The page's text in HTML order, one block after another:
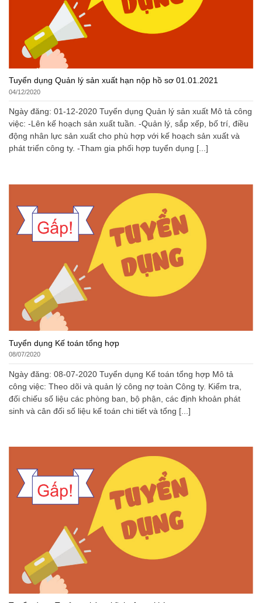
Tuyển dụng Quản lý sản xuất hạn nộp hồ sơ 01.01.2021
04/12/2020
Ngày đăng: 01-12-2020 Tuyển dụng Quản lý sản xuất Mô tả công
việc: -Lên kế hoạch sản xuất tuần. -Quản lý, sắp xếp, bố trí, điều
động nhân lực sản xuất cho phù hợp với kế hoạch sản xuất và
phát triển công ty. -Tham gia phối hợp tuyển dụng [...]
Tuyển dụng Kế toán tổng hợp
08/07/2020
Ngày đăng: 08-07-2020 Tuyển dụng Kế toán tổng hợp Mô tả
công việc: Theo dõi và quản lý công nợ toàn Công ty. Kiểm tra,
đối chiếu số liệu các phòng ban, bộ phận, các định khoản phát
sinh và cân đối số liệu kế toán chi tiết và tổng [...]